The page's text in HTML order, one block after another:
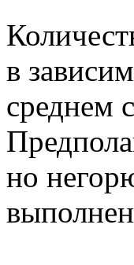
в
среднем
но